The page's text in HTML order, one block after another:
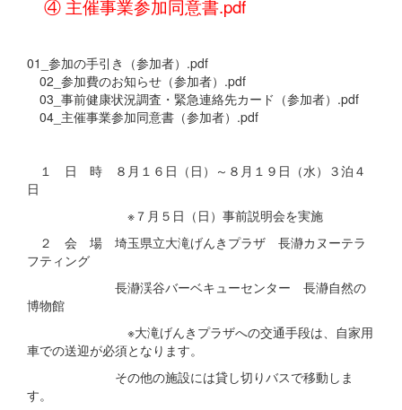
④ 主催事業参加同意書.pdf
01_参加の手引き（参加者）.pdf
02_参加費のお知らせ（参加者）.pdf
03_事前健康状況調査・緊急連絡先カード（参加者）.pdf
04_主催事業参加同意書（参加者）.pdf
１ 日 時 ８月１６日（日）～８月１９日（水）３泊４
日
※７月５日（日）事前説明会を実施
２ 会 場 埼玉県立大滝げんきプラザ 長瀞カヌーテラ
フティング
長瀞渓谷バーベキューセンター 長瀞自然の
博物館
※大滝げんきプラザへの交通手段は、自家用
車での送迎が必須となります。
その他の施設には貸し切りバスで移動しま
す。